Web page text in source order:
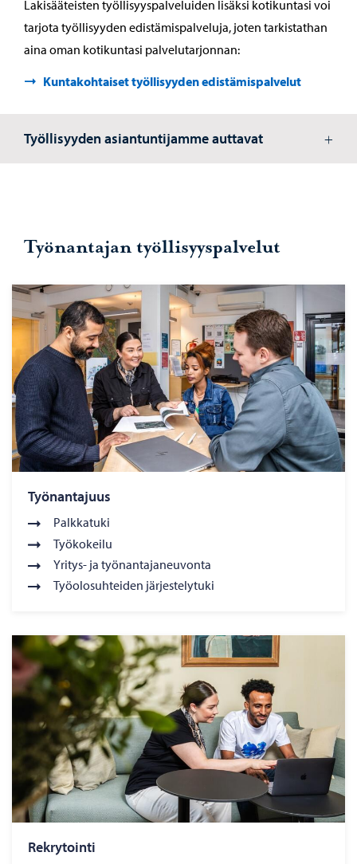
Lakisääteisten työllisyyspalveluiden lisäksi kotikuntasi voi
tarjota työllisyyden edistämispalveluja, joten tarkistathan
aina oman kotikuntasi palvelutarjonnan:
Kuntakohtaiset työllisyyden edistämispalvelut
Työllisyyden asiantuntijamme auttavat
Työnantajan työllisyyspalvelut
Työnantajuus
Palkkatuki
Työkokeilu
Yritys- ja työnantajaneuvonta
Työolosuhteiden järjestelytuki
Rekrytointi